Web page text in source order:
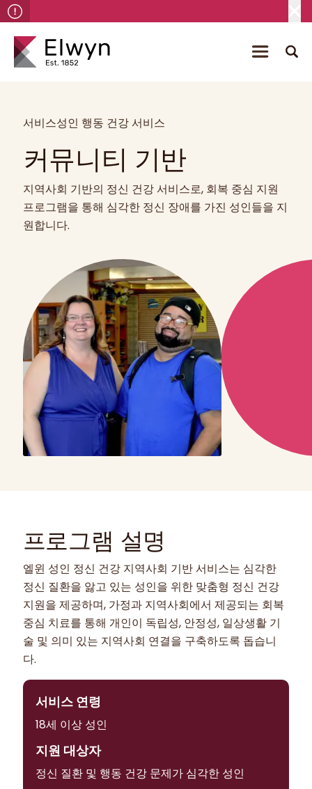
서비스성인 행동 건강 서비스
커뮤니티 기반
지역사회 기반의 정신 건강 서비스로, 회복 중심 지원
프로그램을 통해 심각한 정신 장애를 가진 성인들을 지
원합니다.
프로그램 설명
엘윈 성인 정신 건강 지역사회 기반 서비스는 심각한
정신 질환을 앓고 있는 성인을 위한 맞춤형 정신 건강
지원을 제공하며, 가정과 지역사회에서 제공되는 회복
중심 치료를 통해 개인이 독립성, 안정성, 일상생활 기
술 및 의미 있는 지역사회 연결을 구축하도록 돕습니
다.
서비스 연령
18세 이상 성인
지원 대상자
정신 질환 및 행동 건강 문제가 심각한 성인